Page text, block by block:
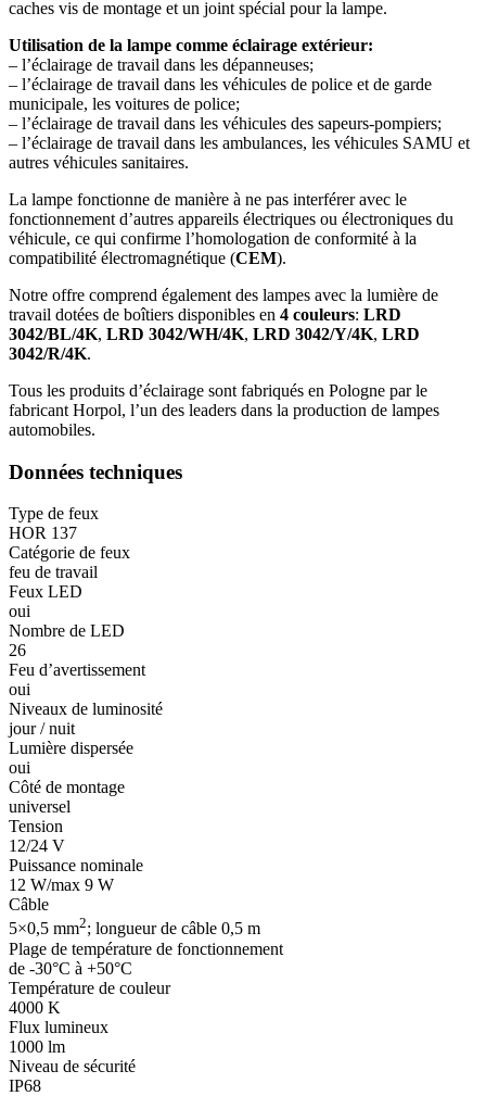
caches vis de montage et un joint spécial pour la lampe.
Utilisation de la lampe comme éclairage extérieur:
– l’éclairage de travail dans les dépanneuses;
– l’éclairage de travail dans les véhicules de police et de garde
municipale, les voitures de police;
– l’éclairage de travail dans les véhicules des sapeurs-pompiers;
– l’éclairage de travail dans les ambulances, les véhicules SAMU et
autres véhicules sanitaires.
La lampe fonctionne de manière à ne pas interférer avec le
fonctionnement d’autres appareils électriques ou électroniques du
véhicule, ce qui confirme l’homologation de conformité à la
compatibilité électromagnétique (CEM).
Notre offre comprend également des lampes avec la lumière de
travail dotées de boîtiers disponibles en 4 couleurs: LRD
3042/BL/4K, LRD 3042/WH/4K, LRD 3042/Y/4K, LRD
3042/R/4K.
Tous les produits d’éclairage sont fabriqués en Pologne par le
fabricant Horpol, l’un des leaders dans la production de lampes
automobiles.
Données techniques
Type de feux
HOR 137
Catégorie de feux
feu de travail
Feux LED
oui
Nombre de LED
26
Feu d’avertissement
oui
Niveaux de luminosité
jour / nuit
Lumière dispersée
oui
Côté de montage
universel
Tension
12/24 V
Puissance nominale
12 W/max 9 W
Câble
5×0,5 mm2; longueur de câble 0,5 m
Plage de température de fonctionnement
de -30°C à +50°C
Température de couleur
4000 K
Flux lumineux
1000 lm
Niveau de sécurité
IP68